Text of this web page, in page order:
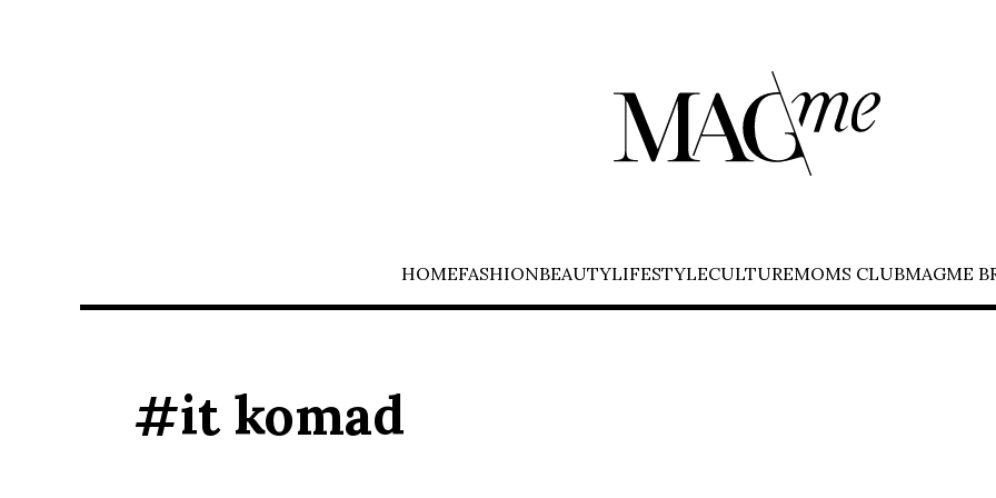
HOMEFASHIONBEAUTYLIFESTYLECULTUREMOMS CLUBMAGME
#it komad